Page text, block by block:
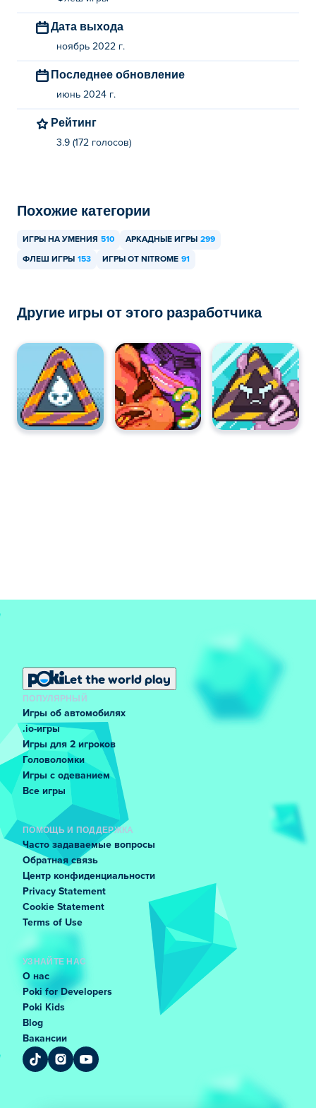
Дата выхода
ноябрь 2022 г.
Последнее обновление
июнь 2024 г.
Рейтинг
3.9 (172 голосов)
Похожие категории
ИГРЫ НА УМЕНИЯ 510 АРКАДНЫЕ ИГРЫ 299
ФЛЕШ ИГРЫ 153 ИГРЫ ОТ NITROME 91
Другие игры от этого разработчика
Let the world play
ПОПУЛЯРНЫЙ
Игры об автомобилях
.io-игры
Игры для 2 игроков
Головоломки
Игры с одеванием
Все игры
ПОМОЩЬ И ПОДДЕРЖКА
Часто задаваемые вопросы
Обратная связь
Центр конфиденциальности
Privacy Statement
Cookie Statement
Terms of Use
УЗНАЙТЕ НАС
О нас
Poki for Developers
Poki Kids
Blog
Вакансии